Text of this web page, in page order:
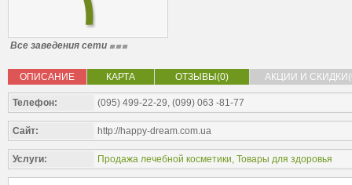
Все заведения сети
ОПИСАНИЕ КАРТА ОТЗЫВЫ(0) АКЦИИ И
Телефон: (095) 499-22-29, (099) 063 -81-77
Сайт: http://happy-dream.com.ua
Услуги: Продажа лечебной косметики, Товары для здоровья